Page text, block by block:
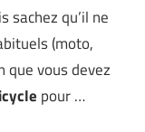
sachez qu’il ne
(moto,
que vous devez
pour …